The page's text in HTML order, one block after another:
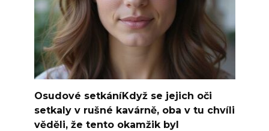
Osudové setkáníKdyž se jejich oči
setkaly v rušné kavárně, oba v tu chvíli
věděli, že tento okamžik byl